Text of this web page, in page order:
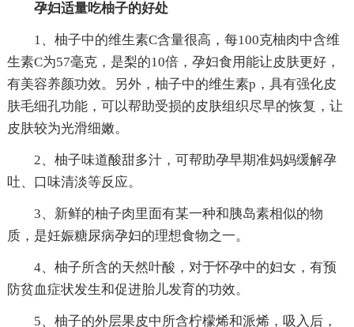
孕妇适量吃柚子的好处
1、柚子中的维生素C含量很高，每100克柚肉中含维
生素C为57毫克，是梨的10倍，孕妇食用能让皮肤更好，
有美容养颜功效。另外，柚子中的维生素p，具有强化皮
肤毛细孔功能，可以帮助受损的皮肤组织尽早的恢复，让
皮肤较为光滑细嫩。
2、柚子味道酸甜多汁，可帮助孕早期准妈妈缓解孕
吐、口味清淡等反应。
3、新鲜的柚子肉里面有某一种和胰岛素相似的物
质，是妊娠糖尿病孕妇的理想食物之一。
4、柚子所含的天然叶酸，对于怀孕中的妇女，有预
防贫血症状发生和促进胎儿发育的功效。
5、柚子的外层果皮中所含柠檬烯和派烯，吸入后，